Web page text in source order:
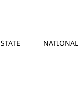
STATE NATIONAL